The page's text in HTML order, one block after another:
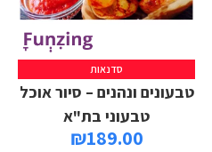
סדנאות
טבעונים ונהנים – סיור אוכל
טבעוני בת"א
₪189.00